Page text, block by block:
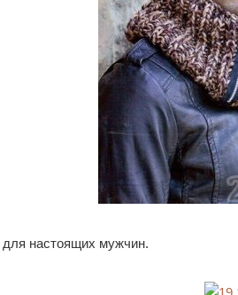
настоящих мужчин.